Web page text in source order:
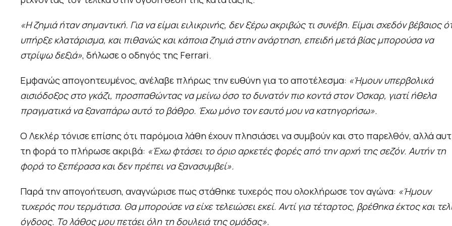
«Η ζημιά ήταν σημαντική. Για να είμαι ειλικρινής, δεν ξέρω ακριβώς τι συνέβη. Είμαι σχεδόν βέβαιος
υπήρξε κλατάρισμα, και πιθανώς και κάποια ζημιά στην ανάρτηση, επειδή μετά βίας μπορούσα να
στρίψω δεξιά», δήλωσε ο οδηγός της Ferrari.
Εμφανώς απογοητευμένος, ανέλαβε πλήρως την ευθύνη για το αποτέλεσμα: «Ήμουν υπερβολικά
αισιόδοξος στο γκάζι, προσπαθώντας να μείνω όσο το δυνατόν πιο κοντά στον Όσκαρ, γιατί ήθελα
πραγματικά να ξαναπάρω αυτό το βάθρο. Έχω μόνο τον εαυτό μου να κατηγορήσω».
Ο Λεκλέρ τόνισε επίσης ότι παρόμοια λάθη έχουν πλησιάσει να συμβούν και στο παρελθόν, αλλά
τη φορά το πλήρωσε ακριβά: «Έχω φτάσει το όριο αρκετές φορές από την αρχή της σεζόν. Αυτήν τη
φορά το ξεπέρασα και δεν πρέπει να ξανασυμβεί».
Παρά την απογοήτευση, αναγνώρισε πως στάθηκε τυχερός που ολοκλήρωσε τον αγώνα: «Ήμουν
τυχερός που τερμάτισα. Θα μπορούσε να είχε τελειώσει εκεί. Αντί για τέταρτος, βρέθηκα έκτος και
όγδοος. Το λάθος μου πετάει όλη τη δουλειά της ομάδας».